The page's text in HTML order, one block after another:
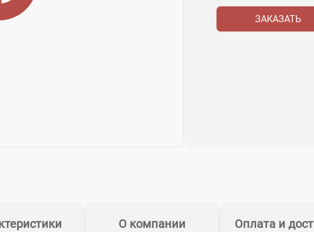
ЗАКАЗАТЬ
О компании Оплата и